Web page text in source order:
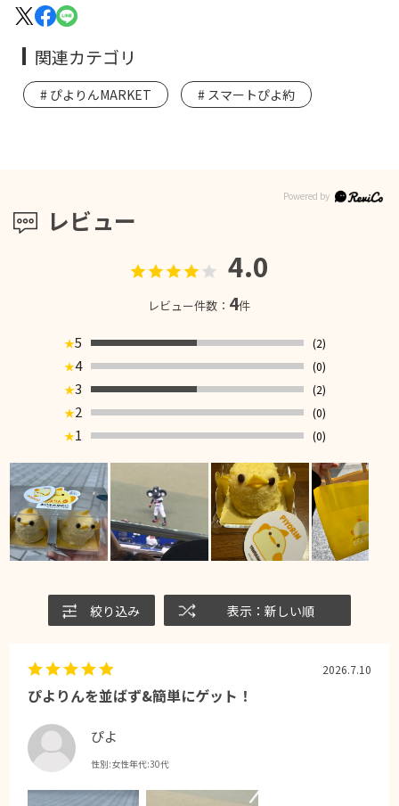
レビュー
4.0
レビュー件数： 4件
★5
(2)
★4
(0)
★3
(2)
★2
(0)
★1 (0)
絞り込み 表示：新しい順
ぴよりんを並ばず&簡単にゲット！
ぴよ
性別:女性年代:30代
2026.7.10
関連カテゴリ
ぴよりんMARKET スマートぴよ約